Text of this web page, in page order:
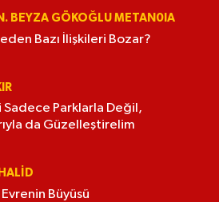
BEYZA GÖKOĞLU METAN0IA
Bazı İlişkileri Bozar?
Sadece Parklarla Değil,
da Güzelleştirelim
Evrenin Büyüsü